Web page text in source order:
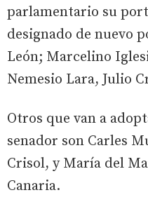
parlamentario su
designado de nuevo
León; Marcelino
Nemesio Lara, Julio
Otros que van a
senador son Carles
Crisol, y María del
Canaria.